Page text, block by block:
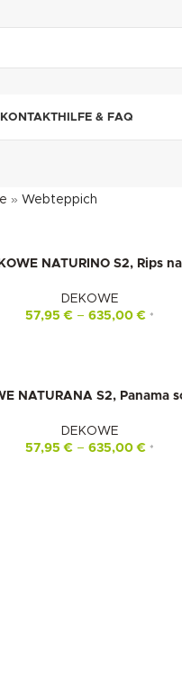
KONTAKTHILFE & FAQ
» Webteppich
NATURINO S2, Rips
DEKOWE
57,95€ –635,00€ *
NATURANA S2, Panama
DEKOWE
57,95€ –635,00€ *